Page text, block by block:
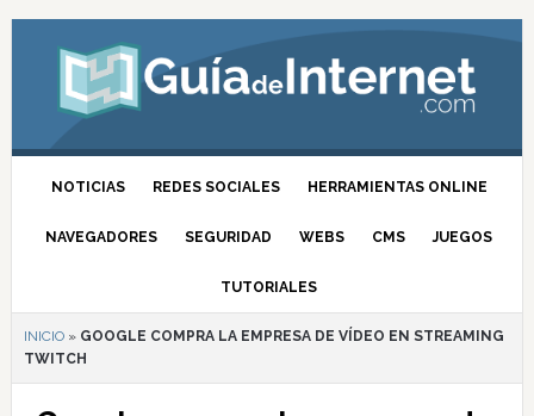
NOTICIAS REDES SOCIALES HERRAMIENTAS ONLINE
NAVEGADORES SEGURIDAD WEBS CMS JUEGOS
TUTORIALES
INICIO» GOOGLE COMPRA LA EMPRESA DE VÍDEO EN STREAMING
TWITCH